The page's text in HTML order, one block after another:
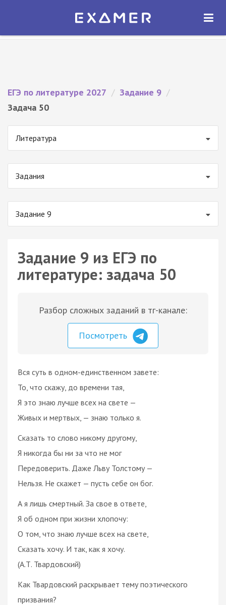
Экзамер — ЕГЭ 2027
ОТКРЫТЬ
ЕГЭ по литературе 2027 / Задание 9 /
Задача 50
Литература
Задания
Задание 9
Задание 9 из ЕГЭ по
литературе: задача 50
Разбор сложных заданий в тг-канале:
Посмотреть
Вся суть в одном-единственном завете:
То, что скажу, до времени тая,
Я это знаю лучше всех на свете —
Живых и мертвых, — знаю только я.
Сказать то слово никому другому,
Я никогда бы ни за что не мог
Передоверить. Даже Льву Толстому —
Нельзя. Не скажет — пусть себе он бог.
А я лишь смертный. За свое в ответе,
Я об одном при жизни хлопочу:
О том, что знаю лучше всех на свете,
Сказать хочу. И так, как я хочу.
(А.Т. Твардовский)
Как Твардовский раскрывает тему поэтического
призвания?